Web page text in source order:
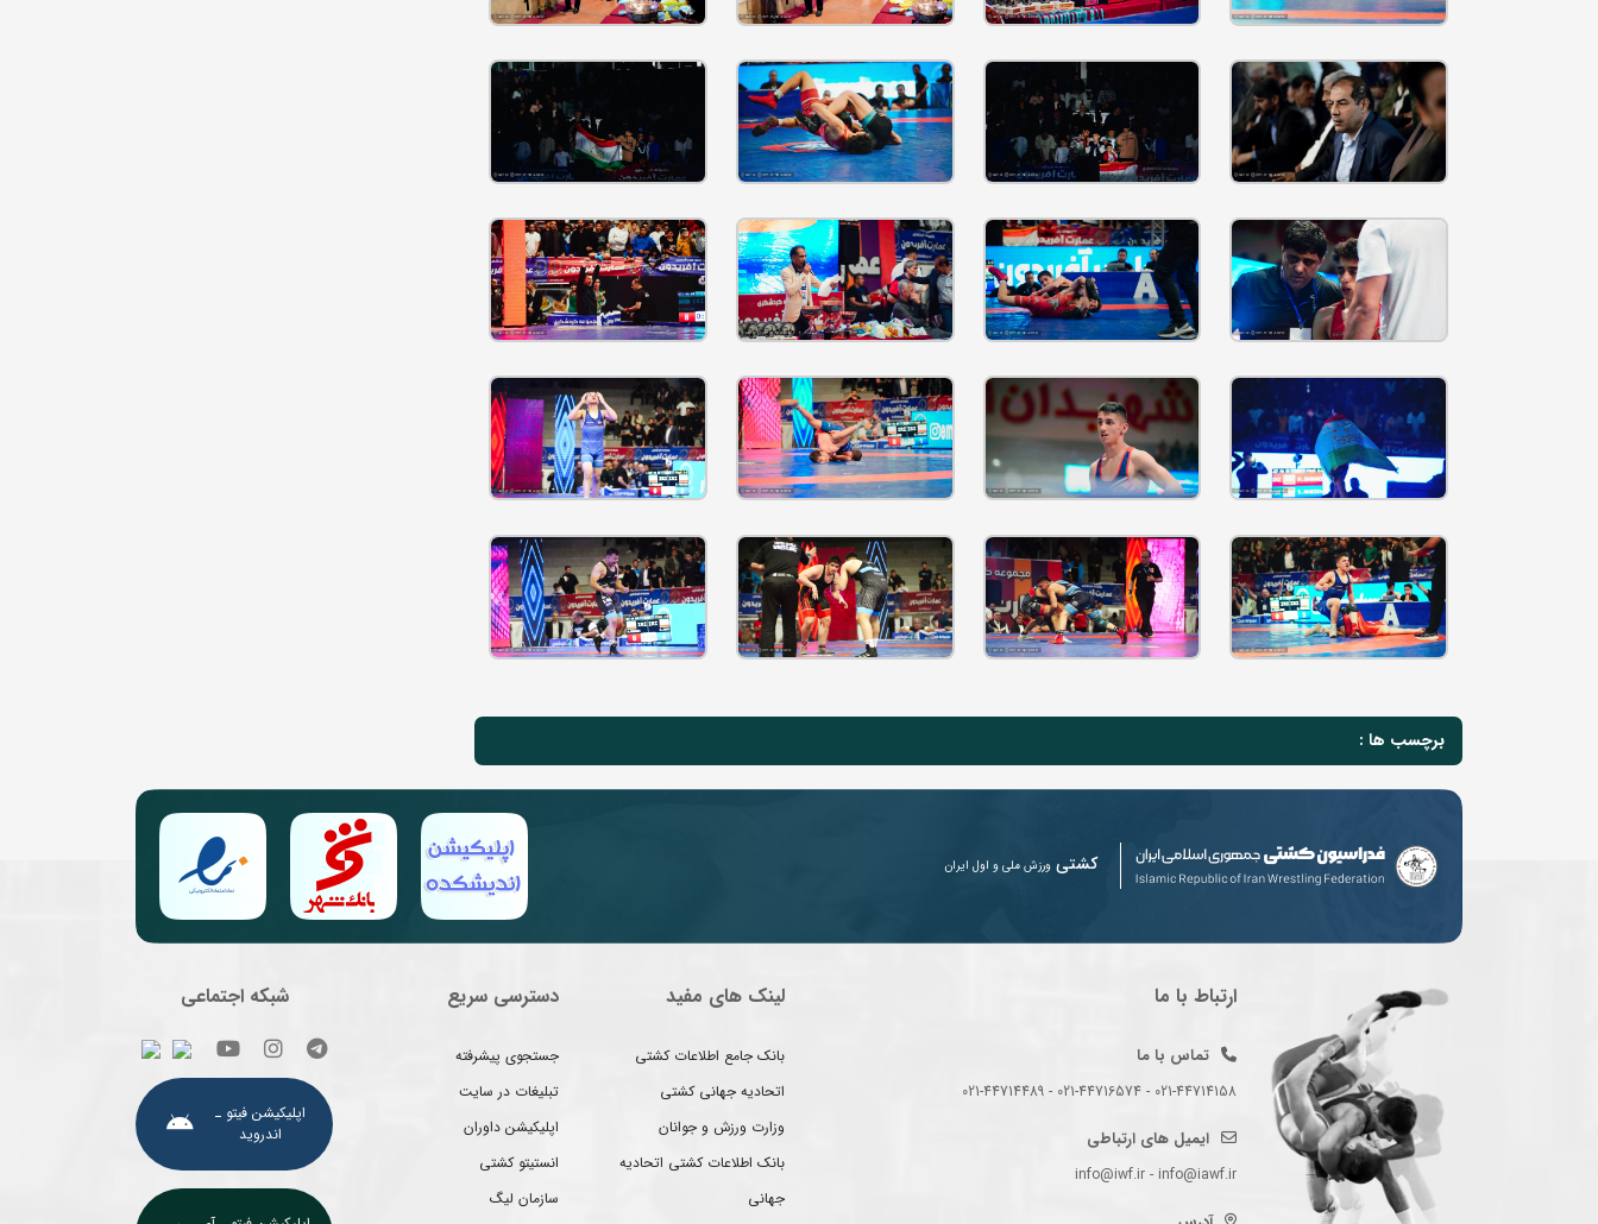
برچسب ها :
کشتی ورزش ملی و اول ایران
ارتباط با ما
تماس با ما
021-44714158 - 021-44716574 - 021-44714489
ایمیل های ارتباطی
info@iwf.ir - info@iawf.ir
لینک های مفید
بانک جامع اطلاعات کشتی
اتحادیه جهانی کشتی
وزارت ورزش و جوانان
بانک اطلاعات کشتی اتحادیه
جهانی
دسترسی سریع
جستجوی پیشرفته
تبلیغات در سایت
اپلیکیشن داوران
انستیتو کشتی
سازمان لیگ
شبکه اجتماعی
اپلیکیشن فیتو ـ
اندروید